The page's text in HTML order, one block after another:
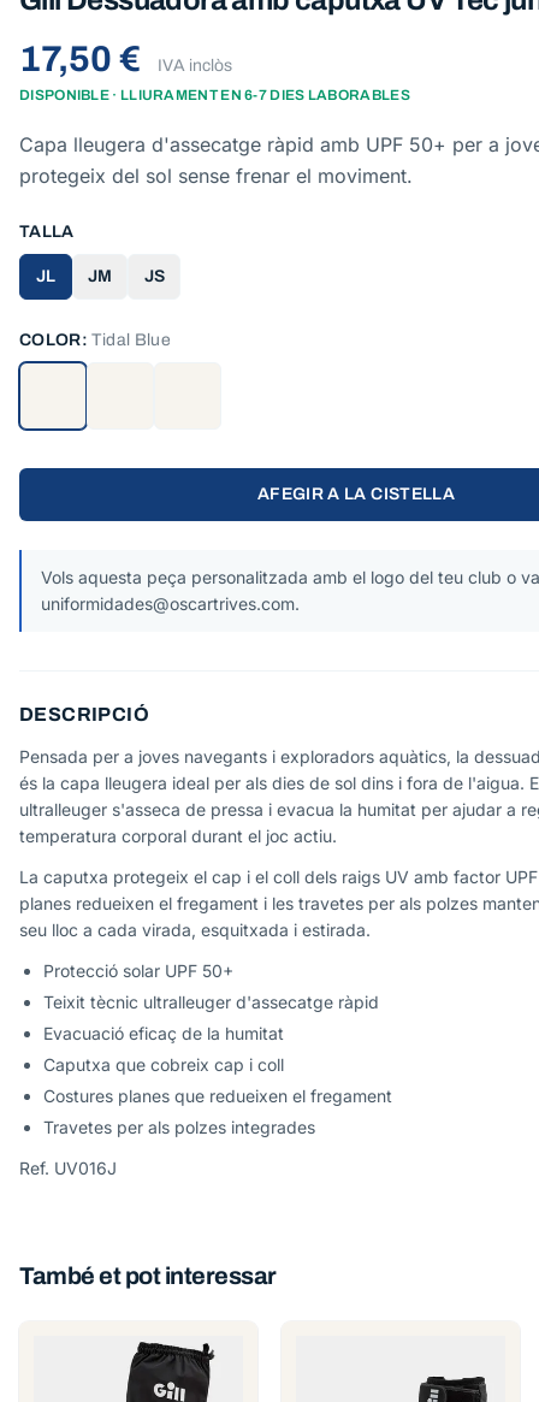
17,50 € IVA inclòs
DISPONIBLE · LLIURAMENT EN 6-7 DIES LABORABLES
Capa lleugera d'assecatge ràpid amb UPF 50+ per a
protegeix del sol sense frenar el moviment.
TALLA
JL JM JS
COLOR:Tidal Blue
AFEGIR A LA CISTELLA
Vols aquesta peça personalitzada amb el logo del teu club o
uniformidades@oscartrives.com.
DESCRIPCIÓ
Pensada per a joves navegants i exploradors aquàtics, la
és la capa lleugera ideal per als dies de sol dins i fora de l'aigua.
ultralleuger s'asseca de pressa i evacua la humitat per ajudar a
temperatura corporal durant el joc actiu.
La caputxa protegeix el cap i el coll dels raigs UV amb factor
planes redueixen el fregament i les travetes per als polzes
seu lloc a cada virada, esquitxada i estirada.
Protecció solar UPF 50+
Teixit tècnic ultralleuger d'assecatge ràpid
Evacuació eficaç de la humitat
Caputxa que cobreix cap i coll
Costures planes que redueixen el fregament
Travetes per als polzes integrades
Ref. UV016J
També et pot interessar